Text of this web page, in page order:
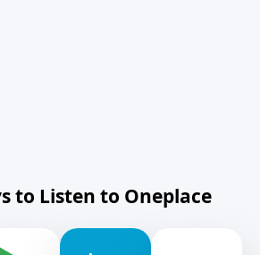
to Listen to Oneplace